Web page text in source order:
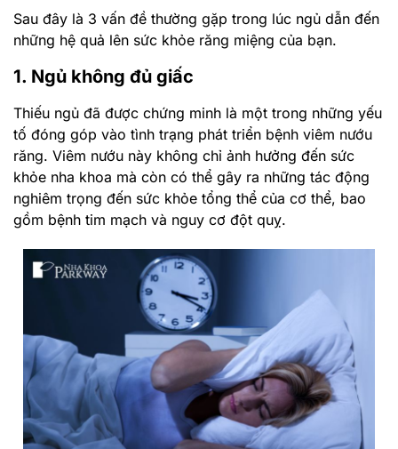
Sau đây là 3 vấn đề thường gặp trong lúc ngủ dẫn đến
những hệ quả lên sức khỏe răng miệng của bạn.
1. Ngủ không đủ giấc
Thiếu ngủ đã được chứng minh là một trong những yếu
tố đóng góp vào tình trạng phát triển bệnh viêm nướu
răng. Viêm nướu này không chỉ ảnh hưởng đến sức
khỏe nha khoa mà còn có thể gây ra những tác động
nghiêm trọng đến sức khỏe tổng thể của cơ thể, bao
gồm bệnh tim mạch và nguy cơ đột quỵ.